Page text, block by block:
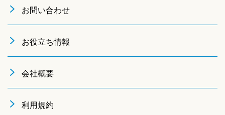
お問い合わせ
お役立ち情報
会社概要
利用規約